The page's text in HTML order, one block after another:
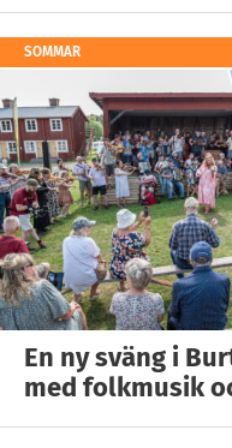
SOMMAR
En ny sväng i
med folkmusik